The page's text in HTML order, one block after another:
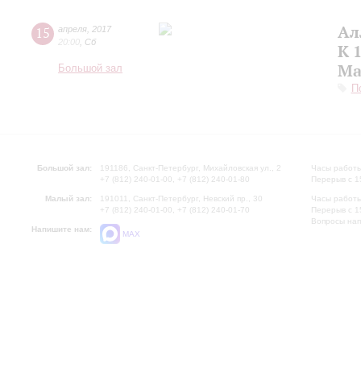
15 апреля 2017
Сб
Большой зал
К
Большой зал:
191186, Санкт-Петербург, Михайловская ул., 2
+7 (812) 240-01-00, +7 (812) 240-01-80
Малый зал:
191011, Санкт-Петербург, Невский пр., 30
+7 (812) 240-01-00, +7 (812) 240-01-70
Напишите нам:
MAX
Часы
Перерыв с
Часы
Перерыв с
Вопросы